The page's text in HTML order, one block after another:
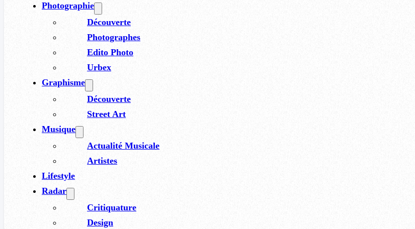
Photographie
Découverte
Photographes
Edito Photo
Urbex
Graphisme
Découverte
Street Art
Musique
Actualité Musicale
Artistes
Lifestyle
Radar
Critiquature
Design